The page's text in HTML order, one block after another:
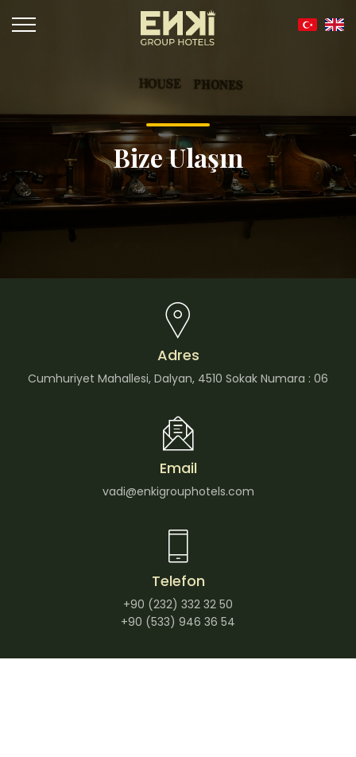
Bize Ulaşın
Adres
Cumhuriyet Mahallesi, Dalyan, 4510 Sokak Numara : 06
Email
vadi@enkigrouphotels.com
Telefon
+90 (232) 332 32 50
+90 (533) 946 36 54